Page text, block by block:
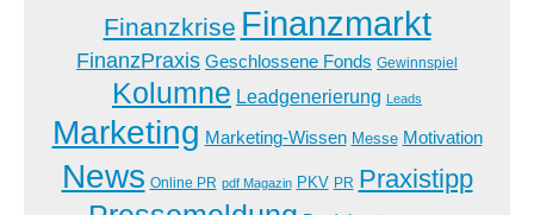
Finanzkrise Finanzmarkt
FinanzPraxis Geschlossene Fonds Gewinnspiel
Kolumne Leadgenerierung Leads
Marketing Marketing-Wissen Messe Motivation
News Online PR pdf Magazin PKV PR Praxistipp